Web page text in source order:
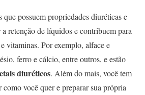
possuem propriedades diuréticas e
retenção de líquidos e contribuem para
vitaminas. Por exemplo, alface e
ferro e cálcio, entre outros, e estão
diuréticos. Além do mais, você tem
você quer e preparar sua própria